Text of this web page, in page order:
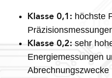
Klasse 0,1: höchste
Klasse 0,2: sehr
Energiemessungen
Abrechnungszwecke